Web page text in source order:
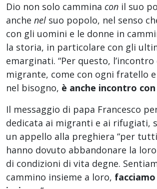
Dio non solo cammina con il suo
anche nel suo popolo, nel senso
con gli uomini e le donne in
la storia, in particolare con gli
emarginati. “Per questo, l’incontro
migrante, come con ogni fratello
nel bisogno, è anche incontro
Il messaggio di papa Francesco
dedicata ai migranti e ai rifugiati,
un appello alla preghiera “per
hanno dovuto abbandonare la
di condizioni di vita degne.
cammino insieme a loro, facciamo